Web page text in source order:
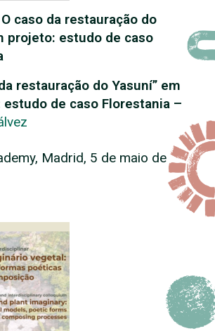
caso da restauração do
projeto: estudo de caso
restauração do Yasuní” em
de caso Florestania –
Madrid, 5 de maio de